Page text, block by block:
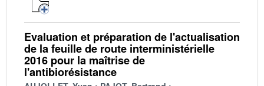
Evaluation et préparation de l'actualisation
de la feuille de route interministérielle
2016 pour la maîtrise de
l'antibiorésistance